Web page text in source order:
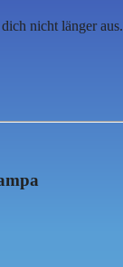
nicht länger aus.